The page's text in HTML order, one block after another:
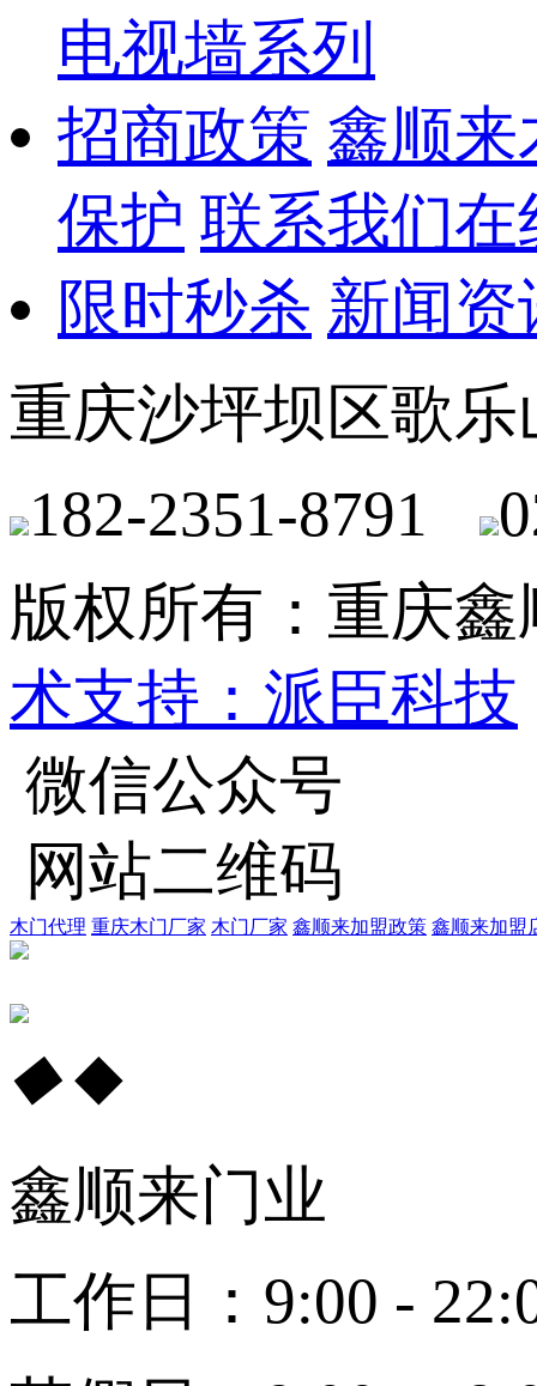
电视墙系列
招商政策 鑫顺来
保护 联系我们在
限时秒杀 新闻资
重庆沙坪坝区歌
182-2351-8791
版权所有：重庆
术支持：派臣科技
微信公众号
网站二维码
木门代理 重庆木门厂家 木门厂家 鑫顺来加盟政策 鑫顺来加盟
◆ ◆
鑫顺来门业
工作日：9:00 -